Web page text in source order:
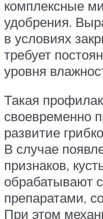
комплексные
удобрения.
в условиях
требует
уровня
Такая
своевременно
развитие
В случае
признаков,
обрабатывают
препаратами,
При этом